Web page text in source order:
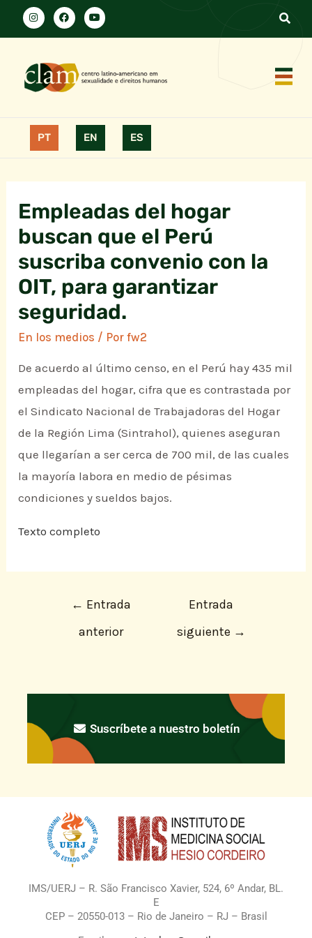
PT EN ES
Empleadas del hogar
buscan que el Perú
suscriba convenio con la
OIT, para garantizar
seguridad.
En los medios / Porfw2
De acuerdo al último censo, en el Perú hay 435 mil
empleadas del hogar, cifra que es contrastada por
el Sindicato Nacional de Trabajadoras del Hogar
de la Región Lima (Sintrahol), quienes aseguran
que llegarían a ser cerca de 700 mil, de las cuales
la mayoría labora en medio de pésimas
condiciones y sueldos bajos.
Texto completo
← Entrada
anterior
Entrada
siguiente →
Suscríbete a nuestro boletín
IMS/UERJ – R. São Francisco Xavier, 524, 6º Andar, BL.
E
CEP – 20550-013 – Rio de Janeiro – RJ – Brasil